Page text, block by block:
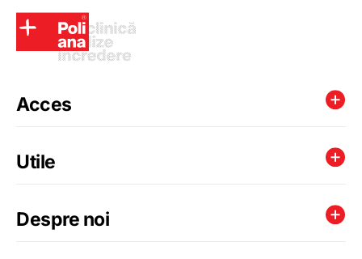
Acces
Utile
Despre noi